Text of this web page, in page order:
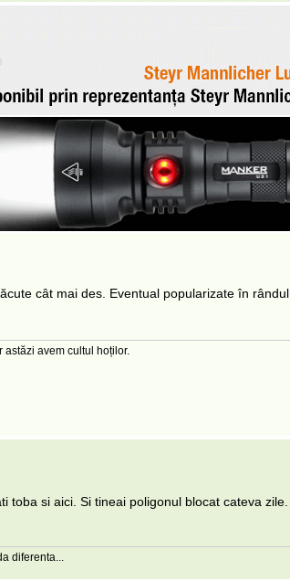
cât mai des. Eventual popularizate în rândul
avem cultul hoților.
toba si aici. Si tineai poligonul blocat cateva zile.
diferenta...